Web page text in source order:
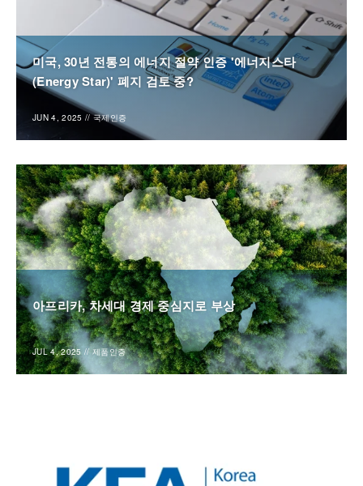
미국, 30년 전통의 에너지 절약 인증 '에너지스타
(Energy Star)' 폐지 검토 중?
JUN 4, 2025 //국제인증
아프리카, 차세대 경제 중심지로 부상
JUL 4, 2025 // 제품인증